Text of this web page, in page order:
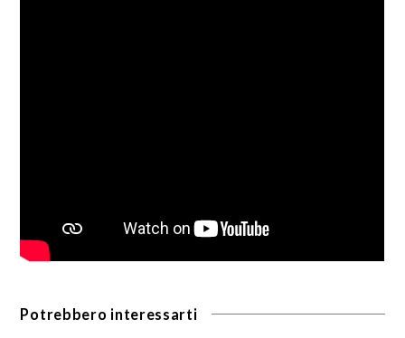
Potrebbero interessarti